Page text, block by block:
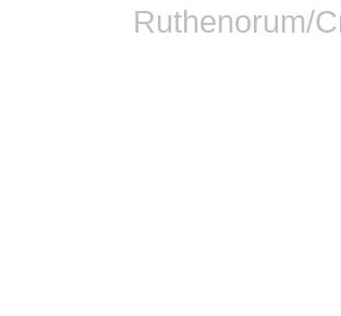
Ruthenorum/